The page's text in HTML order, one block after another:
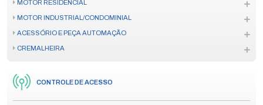
MOTOR RESIDENCIAL
MOTOR INDUSTRIAL/CONDOMINIAL
ACESSÓRIO E PEÇA AUTOMAÇÃO
CREMALHEIRA
CONTROLE DE ACESSO